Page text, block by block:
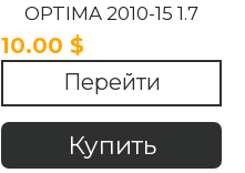
OPTIMA 2010-15 1.7
10.00 $
Перейти
Купить